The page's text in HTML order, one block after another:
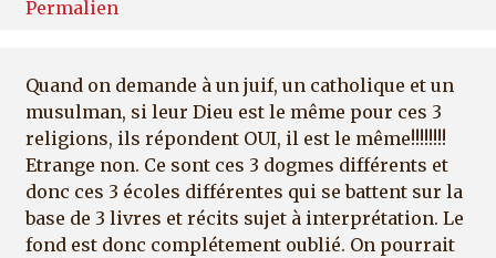
Permalien
Quand on demande à un juif, un catholique et un
musulman, si leur Dieu est le même pour ces 3
religions, ils répondent OUI, il est le même!!!!!!!!
Etrange non. Ce sont ces 3 dogmes différents et
donc ces 3 écoles différentes qui se battent sur la
base de 3 livres et récits sujet à interprétation. Le
fond est donc complétement oublié. On pourrait